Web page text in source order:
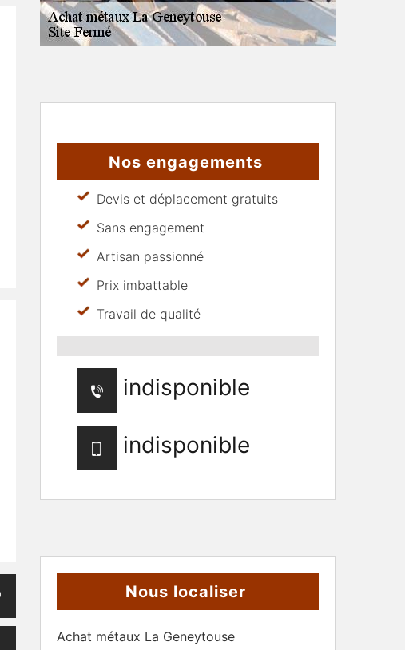
Nos engagements
Devis et déplacement gratuits
Sans engagement
Artisan passionné
Prix imbattable
Travail de qualité
indisponible
indisponible
Nous localiser
Achat métaux La Geneytouse